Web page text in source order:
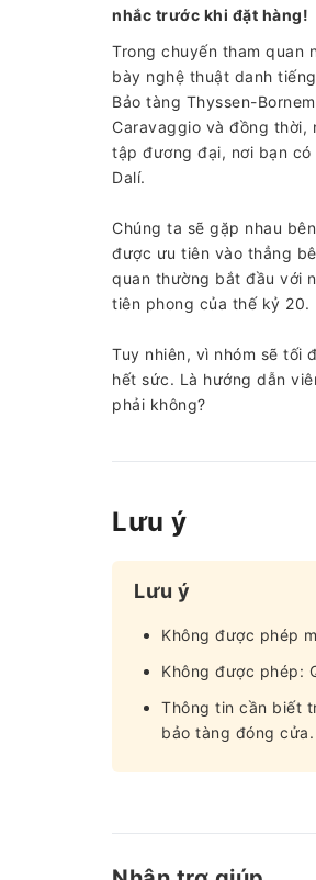
nhắc trước khi đặt hàng!
Trong chuyến tham quan
bày nghệ thuật danh
Bảo tàng Thyssen-
Caravaggio và đồng thời,
tập đương đại, nơi bạn có
Dalí.
Chúng ta sẽ gặp nhau
được ưu tiên vào thẳng
quan thường bắt đầu với
tiên phong của thế kỷ 20.
Tuy nhiên, vì nhóm sẽ tối
hết sức. Là hướng dẫn
phải không?
Lưu ý
Lưu ý
Không được phép
Không được phép:
Thông tin cần biết
bảo tàng đóng